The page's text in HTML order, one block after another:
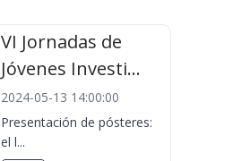
VI Jornadas de
Jóvenes Investi...
2024-05-13 14:00:00
Presentación de pósteres:
el l...